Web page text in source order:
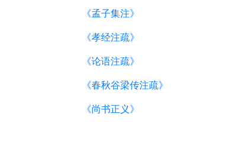
《孟子集注》
《孝经注疏》
《论语注疏》
《春秋谷梁传注疏》
《尚书正义》